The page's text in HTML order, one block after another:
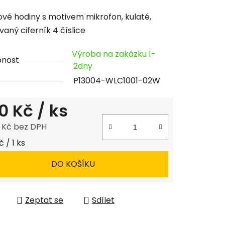
hodiny s motivem mikrofon, kulaté,
ciferník 4 číslice
Výroba na zakázku 1-
2dny
P13004-WLC1001-02W
Kč / ks
Kč bez DPH
cena:
/ 1 ks
DO KOŠÍKU
Zeptat se Sdílet